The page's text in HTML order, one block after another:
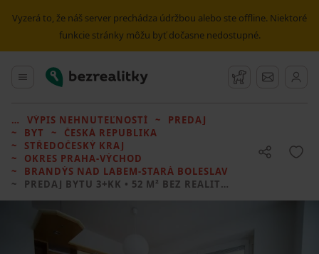
Vyzerá to, že náš server prechádza údržbou alebo ste offline. Niektoré
funkcie stránky môžu byť dočasne nedostupné.
Hlavné menu
Bezrealitky Strážny pes
Správy
VÝPIS NEHNUTEĽNOSTÍ
PREDAJ
BYT
ČESKÁ REPUBLIKA
STŘEDOČESKÝ KRAJ
OKRES PRAHA-VÝCHOD
BRANDÝS NAD LABEM-STARÁ BOLESLAV
PREDAJ BYTU 3+KK • 52 M² BEZ REALITKY